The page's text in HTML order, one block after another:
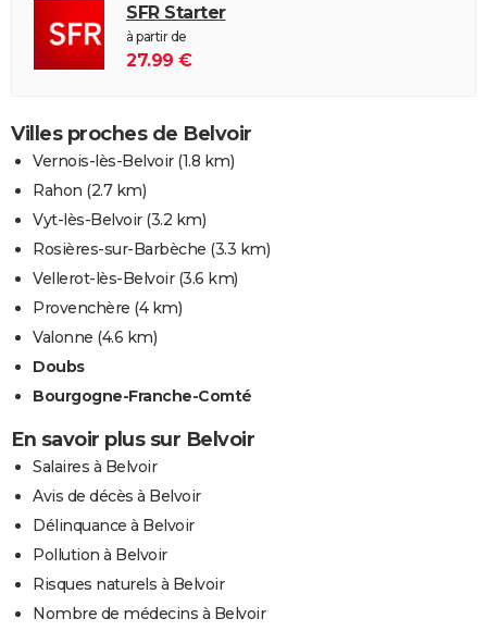
SFR Starter
à partir de
27.99 €
Villes proches de Belvoir
Vernois-lès-Belvoir(1.8 km)
Rahon (2.7 km)
Vyt-lès-Belvoir(3.2 km)
Rosières-sur-Barbèche (3.3 km)
Vellerot-lès-Belvoir(3.6 km)
Provenchère (4 km)
Valonne (4.6 km)
Doubs
Bourgogne-Franche-Comté
En savoir plus sur Belvoir
Salaires à Belvoir
Avis de décès à Belvoir
Délinquance à Belvoir
Pollution à Belvoir
Risques naturels à Belvoir
Nombre de médecins à Belvoir